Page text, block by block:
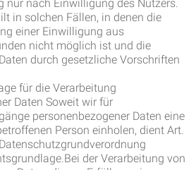
nur nach Einwilligung des Nutzers.
in solchen Fällen, in denen die
einer Einwilligung aus
nicht möglich ist und die
durch gesetzliche Vorschriften
für die Verarbeitung
Daten Soweit wir für
personenbezogener Daten eine
Person einholen, dient Art.
der Verarbeitung von